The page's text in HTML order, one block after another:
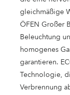
gleichmäßige
ÖFEN Großer
Beleuchtung
homogenes
garantieren.
Technologie,
Verbrennung